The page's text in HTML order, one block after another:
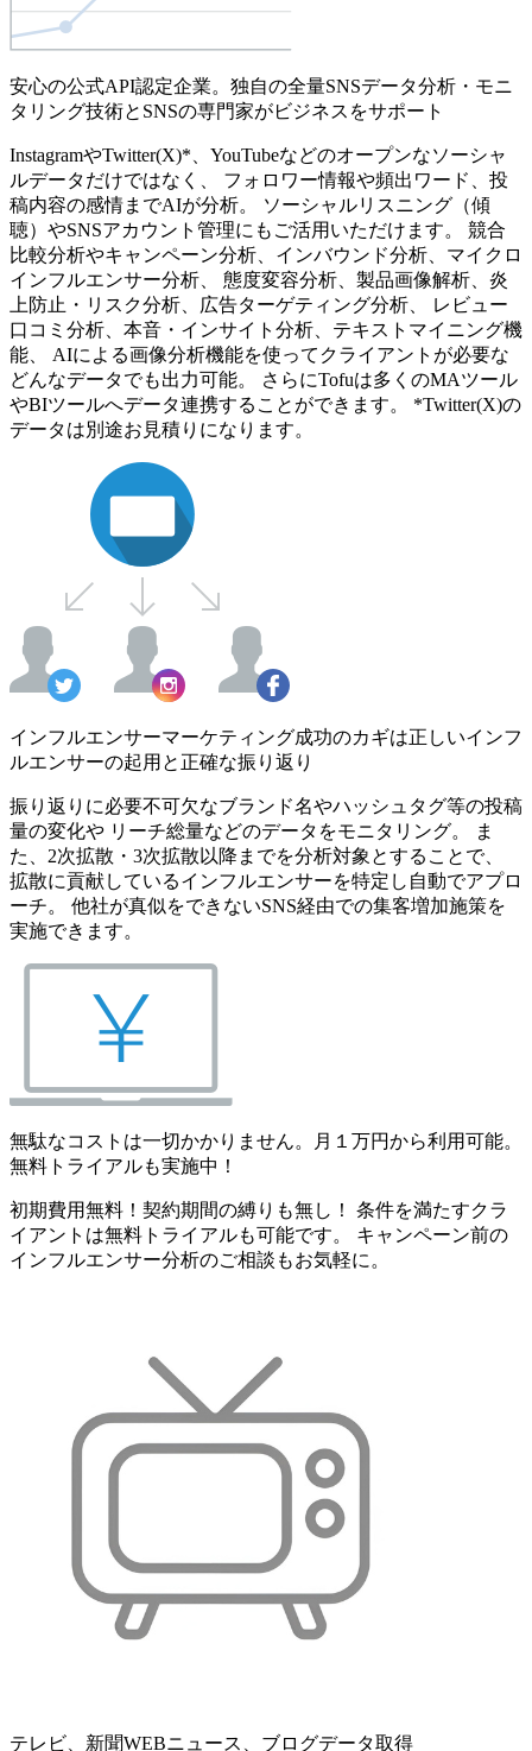
安心の公式API認定企業。独自の全量SNSデータ分析・モニ
タリング技術とSNSの専門家がビジネスをサポート
InstagramやTwitter(X)*、YouTubeなどのオープンなソーシャ
ルデータだけではなく、 フォロワー情報や頻出ワード、投
稿内容の感情までAIが分析。 ソーシャルリスニング（傾
聴）やSNSアカウント管理にもご活用いただけます。 競合
比較分析やキャンペーン分析、インバウンド分析、マイクロ
インフルエンサー分析、 態度変容分析、製品画像解析、炎
上防止・リスク分析、広告ターゲティング分析、 レビュー
口コミ分析、本音・インサイト分析、テキストマイニング機
能、 AIによる画像分析機能を使ってクライアントが必要な
どんなデータでも出力可能。 さらにTofuは多くのMAツール
やBIツールへデータ連携することができます。 *Twitter(X)の
データは別途お見積りになります。
インフルエンサーマーケティング成功のカギは正しいインフ
ルエンサーの起用と正確な振り返り
振り返りに必要不可欠なブランド名やハッシュタグ等の投稿
量の変化や リーチ総量などのデータをモニタリング。 ま
た、2次拡散・3次拡散以降までを分析対象とすることで、
拡散に貢献しているインフルエンサーを特定し自動でアプロ
ーチ。 他社が真似をできないSNS経由での集客増加施策を
実施できます。
無駄なコストは一切かかりません。月１万円から利用可能。
無料トライアルも実施中！
初期費用無料！契約期間の縛りも無し！ 条件を満たすクラ
イアントは無料トライアルも可能です。 キャンペーン前の
インフルエンサー分析のご相談もお気軽に。
テレビ、新聞WEBニュース、ブログデータ取得